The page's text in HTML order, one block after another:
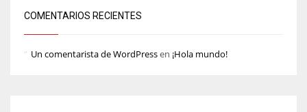
COMENTARIOS RECIENTES
Un comentarista de WordPressen ¡Hola mundo!